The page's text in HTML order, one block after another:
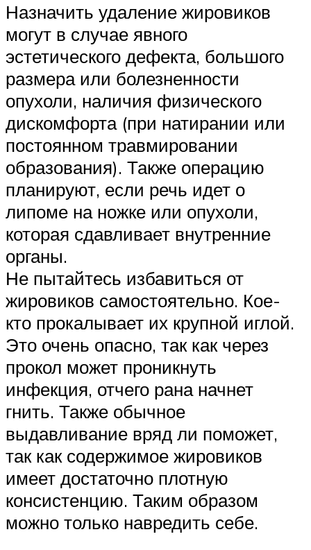
Назначить удаление жировиков
могут в случае явного
эстетического дефекта, большого
размера или болезненности
опухоли, наличия физического
дискомфорта (при натирании или
постоянном травмировании
образования). Также операцию
планируют, если речь идет о
липоме на ножке или опухоли,
которая сдавливает внутренние
органы.
Не пытайтесь избавиться от
жировиков самостоятельно. Кое-
кто прокалывает их крупной иглой.
Это очень опасно, так как через
прокол может проникнуть
инфекция, отчего рана начнет
гнить. Также обычное
выдавливание вряд ли поможет,
так как содержимое жировиков
имеет достаточно плотную
консистенцию. Таким образом
можно только навредить себе.